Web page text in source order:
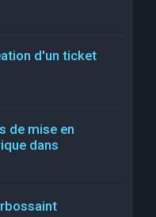
d'un ticket
de mise en
dans